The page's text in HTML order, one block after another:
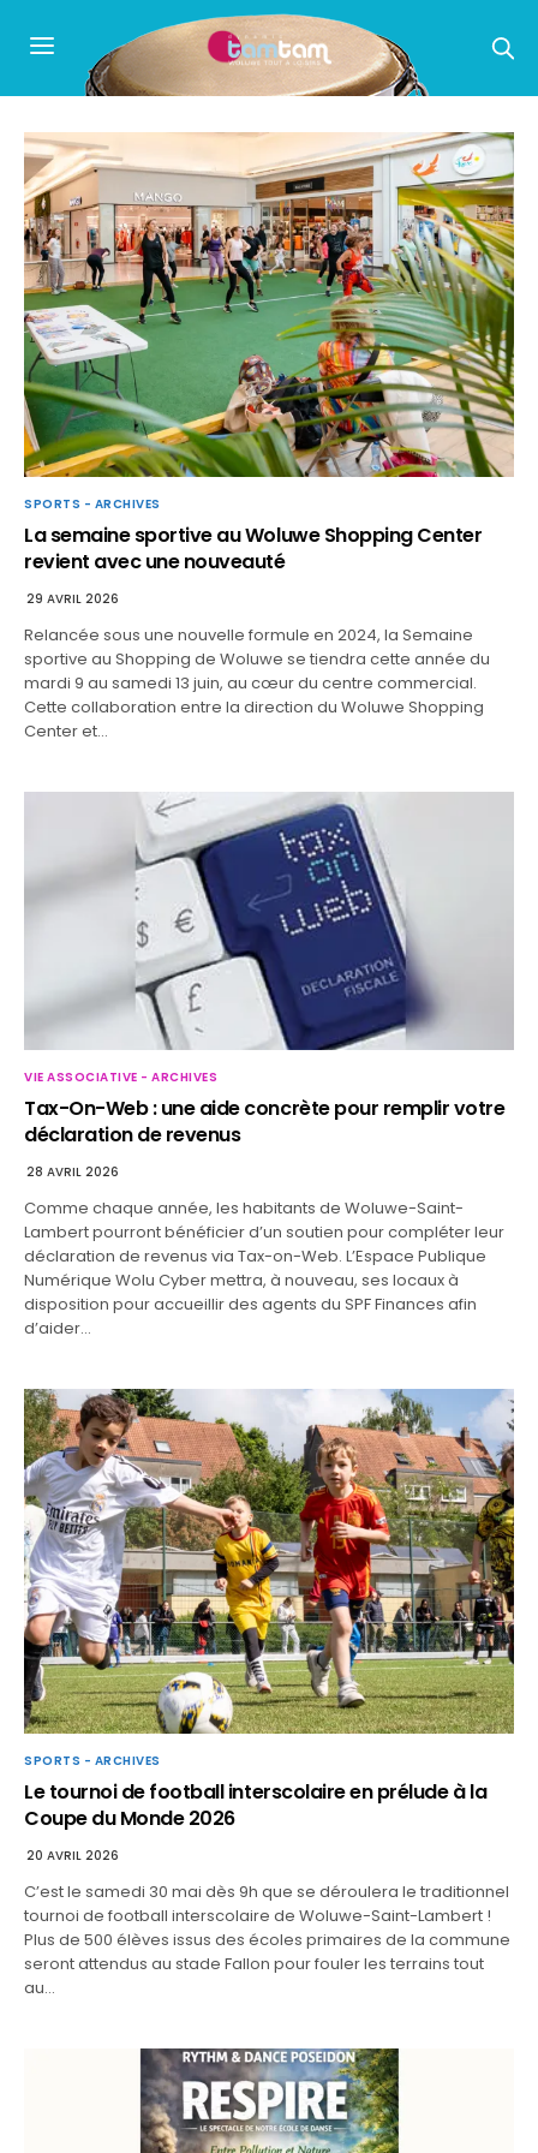
SPORTS - ARCHIVES
La semaine sportive au Woluwe Shopping Center
revient avec une nouveauté
29 AVRIL 2026
Relancée sous une nouvelle formule en 2024, la Semaine
sportive au Shopping de Woluwe se tiendra cette année du
mardi 9 au samedi 13 juin, au cœur du centre commercial.
Cette collaboration entre la direction du Woluwe Shopping
Center et…
VIE ASSOCIATIVE - ARCHIVES
Tax-On-Web : une aide concrète pour remplir votre
déclaration de revenus
28 AVRIL 2026
Comme chaque année, les habitants de Woluwe-Saint-
Lambert pourront bénéficier d’un soutien pour compléter leur
déclaration de revenus via Tax-on-Web. L’Espace Publique
Numérique Wolu Cyber mettra, à nouveau, ses locaux à
disposition pour accueillir des agents du SPF Finances afin
d’aider…
SPORTS - ARCHIVES
Le tournoi de football interscolaire en prélude à la
Coupe du Monde 2026
20 AVRIL 2026
C’est le samedi 30 mai dès 9h que se déroulera le traditionnel
tournoi de football interscolaire de Woluwe-Saint-Lambert !
Plus de 500 élèves issus des écoles primaires de la commune
seront attendus au stade Fallon pour fouler les terrains tout
au…